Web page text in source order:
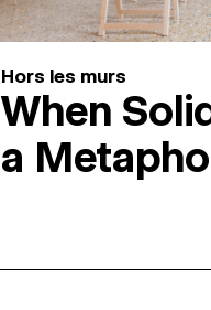
Hors les murs
When
a